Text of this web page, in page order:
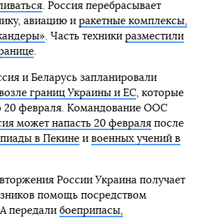
. Россия перебрасывает
авиацию и ракетные комплексы,
. Часть техники разместили
.
и Беларусь запланировали
границ Украины и ЕС, которые
20 февраля. Командование ООС
может напасть 20 февраляпосле
в Пекинеи военных учений в
России Украина получает
помощь посредством
передали боеприпасы,